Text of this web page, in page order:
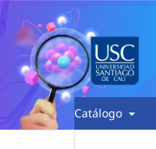
Catálogo